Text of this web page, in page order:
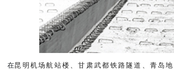
在昆明机场航站楼、甘肃武都铁路隧道、青岛